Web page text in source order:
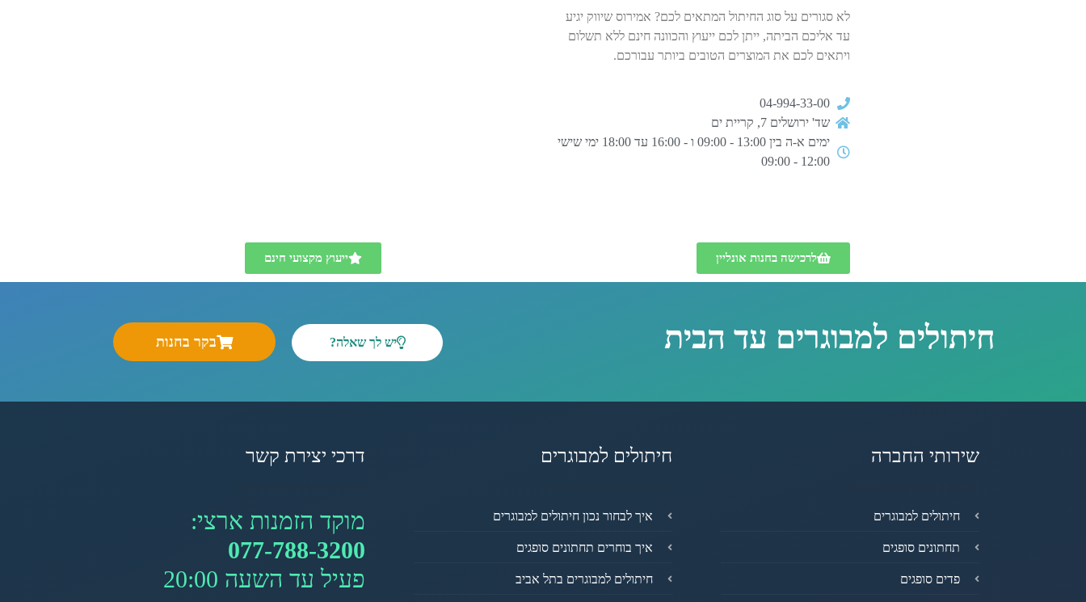
לא סגורים על סוג החיתול המתאים לכם? אמירוס שיווק יגיע
עד אליכם הביתה, ייתן לכם ייעוץ והכוונה חינם ללא תשלום
ויתאים לכם את המוצרים הטובים ביותר עבורכם.
04-994-33-00
שד' ירושלים 7, קריית ים
ימים א-ה בין 13:00 - 09:00 ו - 16:00 עד 18:00 ימי שישי
12:00 - 09:00
לרכישה בחנות אונליין ייעוץ מקצועי חינם
חיתולים למבוגרים עד הבית יש לך שאלה? בקר בחנות
שירותי החברה
חיתולים למבוגרים
תחתונים סופגים
פדים סופגים
חיתולים למבוגרים
איך לבחור נכון חיתולים למבוגרים
איך בוחרים תחתונים סופגים
חיתולים למבוגרים בתל אביב
דרכי יצירת קשר
מוקד הזמנות ארצי:
077-788-3200
פעיל עד השעה 20:00